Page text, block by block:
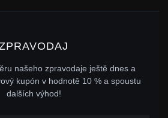
našeho zpravodaje ještě dnes a
kupón v hodnotě 10 % a spoustu
dalších výhod!